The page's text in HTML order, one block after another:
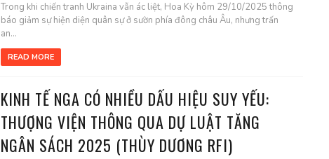
Trong khi chiến tranh Ukraina vẫn ác liệt, Hoa Kỳ hôm 29/10/2025 thông
báo giảm sự hiện diện quân sự ở sườn phía đông châu Âu, nhưng trấn
an...
READ MORE
KINH TẾ NGA CÓ NHIỀU DẤU HIỆU SUY YẾU:
THƯỢNG VIỆN THÔNG QUA DỰ LUẬT TĂNG
NGÂN SÁCH 2025 (THÙY DƯƠNG RFI)